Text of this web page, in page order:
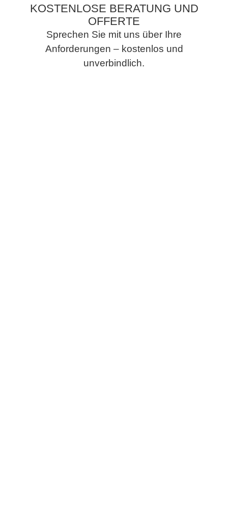
KOSTENLOSE BERATUNG UND
OFFERTE
Sprechen Sie mit uns über Ihre
Anforderungen – kostenlos und
unverbindlich.